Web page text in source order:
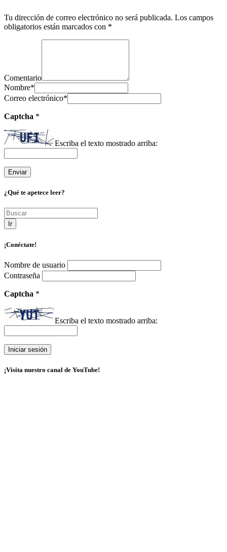
Tu dirección de correo electrónico no será publicada. Los campos
obligatorios están marcados con *
Comentario
Nombre*
Correo electrónico*
Captcha *
Escriba el texto mostrado arriba:
¿Qué te apetece leer?
Ir
¡Conéctate!
Nombre de usuario
Contraseña
Captcha *
Escriba el texto mostrado arriba:
¡Visita nuestro canal de YouTube!